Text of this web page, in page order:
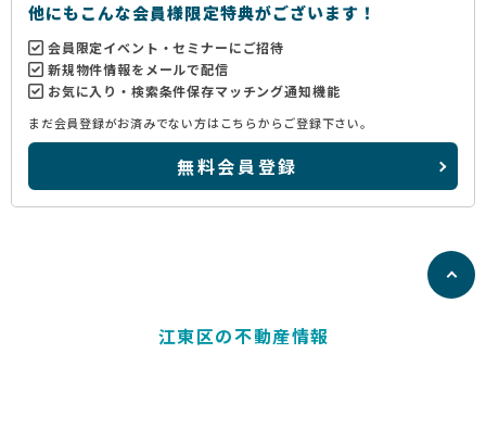
他にもこんな会員様限定特典がございます！
会員限定イベント・セミナーにご招待
新規物件情報をメールで配信
お気に入り・検索条件保存マッチング通知機能
まだ会員登録がお済みでない方はこちらからご登録下さい。
無料会員登録
江東区の不動産情報